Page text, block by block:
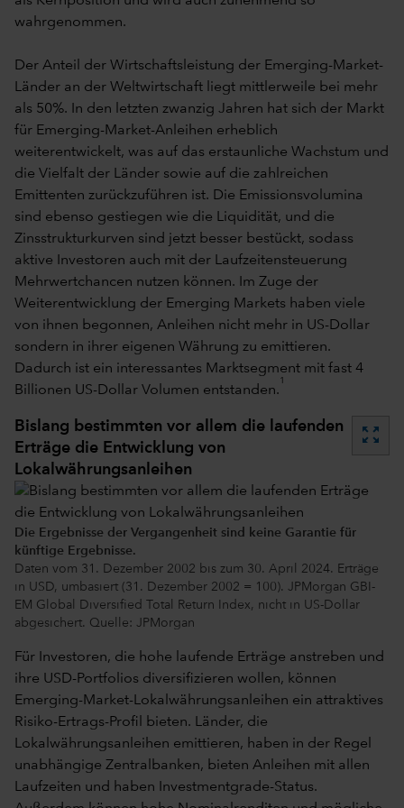
wahrgenommen.
Der Anteil der Wirtschaftsleistung der Emerging-Market-
Länder an der Weltwirtschaft liegt mittlerweile bei mehr
als 50%. In den letzten zwanzig Jahren hat sich der Markt
für Emerging-Market-Anleihen erheblich
weiterentwickelt, was auf das erstaunliche Wachstum und
die Vielfalt der Länder sowie auf die zahlreichen
Emittenten zurückzuführen ist. Die Emissionsvolumina
sind ebenso gestiegen wie die Liquidität, und die
Zinsstrukturkurven sind jetzt besser bestückt, sodass
aktive Investoren auch mit der Laufzeitensteuerung
Mehrwertchancen nutzen können. Im Zuge der
Weiterentwicklung der Emerging Markets haben viele
von ihnen begonnen, Anleihen nicht mehr in US-Dollar
sondern in ihrer eigenen Währung zu emittieren.
Dadurch ist ein interessantes Marktsegment mit fast 4
Billionen US-Dollar Volumen entstanden.
1
Bislang bestimmten vor allem die laufenden
Erträge die Entwicklung von
Lokalwährungsanleihen
zoom_out_map
Die Ergebnisse der Vergangenheit sind keine Garantie für
künftige Ergebnisse.
Daten vom 31. Dezember 2002 bis zum 30. April 2024. Erträge
in USD, umbasiert (31. Dezember 2002 = 100). JPMorgan GBI-
EM Global Diversified Total Return Index, nicht in US-Dollar
abgesichert. Quelle: JPMorgan
Für Investoren, die hohe laufende Erträge anstreben und
ihre USD-Portfolios diversifizieren wollen, können
Emerging-Market-Lokalwährungsanleihen ein attraktives
Risiko-Ertrags-Profil bieten. Länder, die
Lokalwährungsanleihen emittieren, haben in der Regel
unabhängige Zentralbanken, bieten Anleihen mit allen
Laufzeiten und haben Investmentgrade-Status.